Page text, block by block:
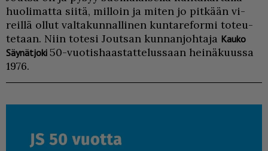
huo­li­mat­ta sii­tä, mil­loin ja mi­ten jo pit­kään vi­
reil­lä ol­lut val­ta­kun­nal­li­nen kun­ta­re­for­mi to­teu­
te­taan. Niin to­te­si Jout­san kun­nan­joh­ta­ja Kau­ko
Säy­nät­jo­ki 50-vuo­tis­haas­tat­te­lus­saan hei­nä­kuus­sa
1976.